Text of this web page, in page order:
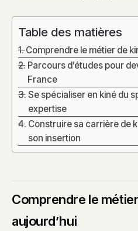
Table des matières
Comprendre le métier de
Parcours d’études pour
France
Se spécialiser en kiné du
expertise
Construire sa carrière de
son insertion
Comprendre le
aujourd’hui